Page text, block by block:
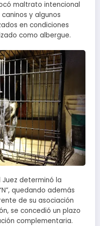
maltrato intencional
y algunos
en condiciones
como albergue.
Juez determinó la
quedando además
de su asociación
se concedió un plazo
complementaria.